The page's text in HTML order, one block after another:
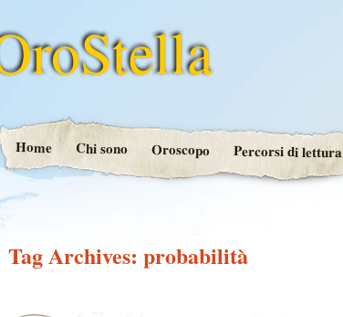
Home Chi sono Oroscopo Percorsi di lettura
Tag Archives: probabilità